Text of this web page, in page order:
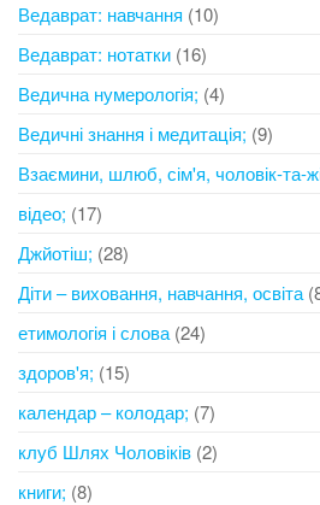
Ведаврат: навчання (10)
Ведаврат: нотатки (16)
Ведична нумерологія; (4)
Ведичні знання і медитація; (9)
Взаємини, шлюб, сім'я, чоловік-та-
відео; (17)
Джйотіш; (28)
Діти – виховання, навчання, освіта
етимологія і слова (24)
здоров'я; (15)
календар – колодар; (7)
клуб Шлях Чоловіків (2)
книги; (8)